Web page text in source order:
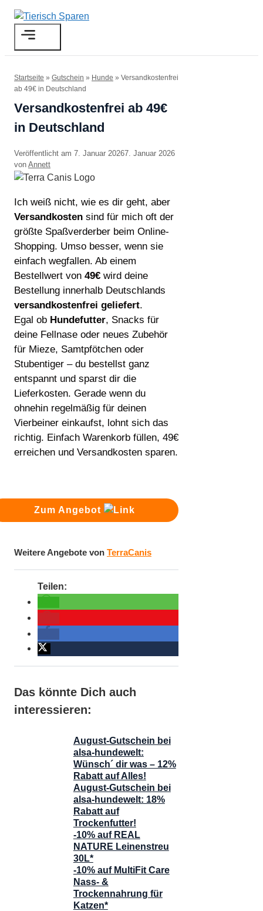
Zum
Inhalt
springen
Startseite » Gutschein » Hunde » Versandkostenfrei
ab 49€ in Deutschland
Versandkostenfrei ab 49€
in Deutschland
7. Januar 20267. Januar 2026
von Annett
Ich weiß nicht, wie es dir geht, aber
Versandkosten sind für mich oft der
größte Spaßverderber beim Online-
Shopping. Umso besser, wenn sie
einfach wegfallen. Ab einem
Bestellwert von 49€ wird deine
Bestellung innerhalb Deutschlands
versandkostenfrei geliefert.
Egal ob Hundefutter, Snacks für
deine Fellnase oder neues Zubehör
für Mieze, Samtpfötchen oder
Stubentiger – du bestellst ganz
entspannt und sparst dir die
Lieferkosten. Gerade wenn du
ohnehin regelmäßig für deinen
Vierbeiner einkaufst, lohnt sich das
richtig. Einfach Warenkorb füllen, 49€
erreichen und Versandkosten sparen.
Zum Angebot
Weitere Angebote von TerraCanis
Das könnte Dich auch
interessieren:
August-Gutschein bei
alsa-hundewelt:
Wünsch´ dir was – 12%
Rabatt auf Alles!
August-Gutschein bei
alsa-hundewelt: 18%
Rabatt auf
Trockenfutter!
-10% auf REAL
NATURE Leinenstreu
30L*
-10% auf MultiFit Care
Nass- &
Trockennahrung für
Katzen*